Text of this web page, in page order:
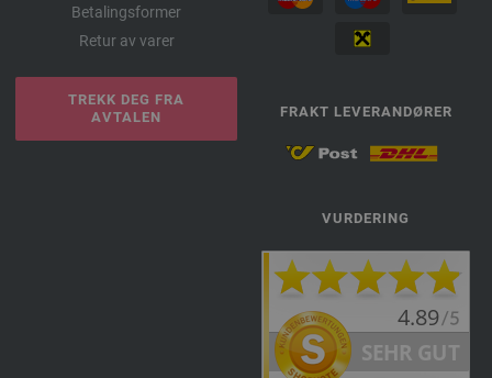
Betalingsformer
Retur av varer
TREKK DEG FRA
AVTALEN
FRAKT LEVERANDØRER
VURDERING